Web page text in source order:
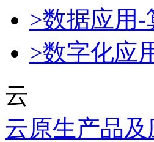
>数据应用
>数字化应
云
云原生产品及